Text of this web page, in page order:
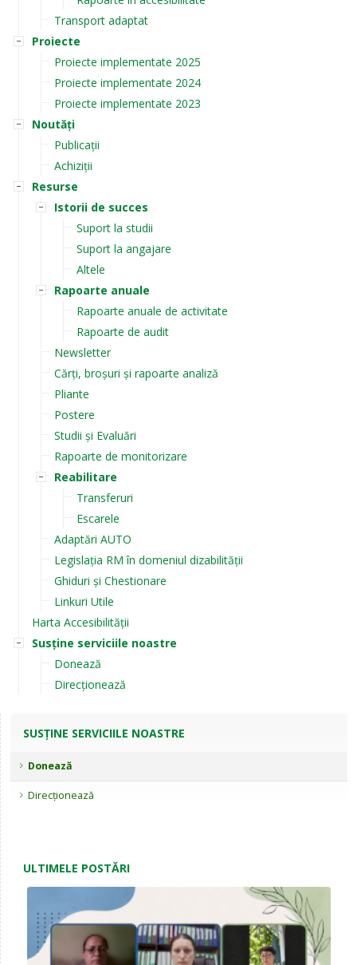
Transport adaptat
Proiecte
Proiecte implementate 2025
Proiecte implementate 2024
Proiecte implementate 2023
Noutăți
Publicații
Achiziții
Resurse
Istorii de succes
Suport la studii
Suport la angajare
Altele
Rapoarte anuale
Rapoarte anuale de activitate
Rapoarte de audit
Newsletter
Cărți, broșuri și rapoarte analiză
Pliante
Postere
Studii și Evaluări
Rapoarte de monitorizare
Reabilitare
Transferuri
Escarele
Adaptări AUTO
Legislația RM în domeniul dizabilității
Ghiduri și Chestionare
Linkuri Utile
Harta Accesibilității
Susține serviciile noastre
Donează
Direcționează
SUSȚINE SERVICIILE NOASTRE
Donează
Direcționează
ULTIMELE POSTĂRI